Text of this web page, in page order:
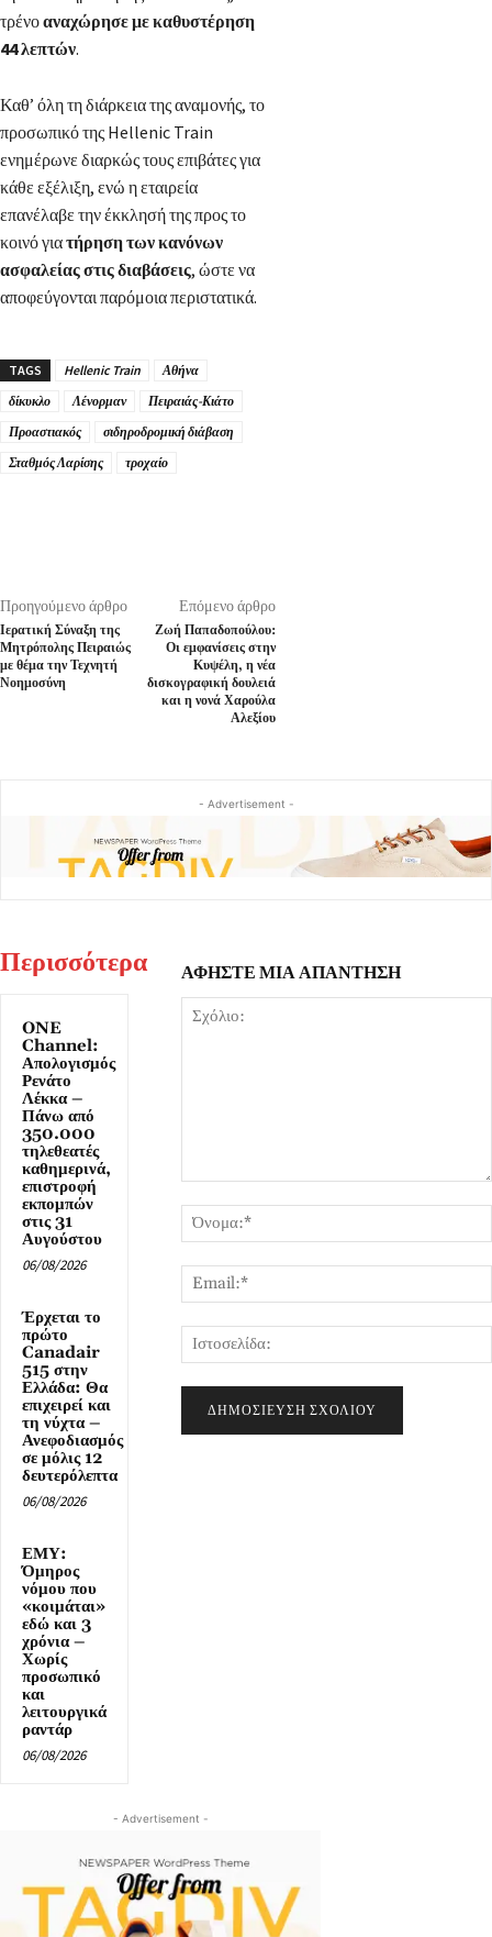
τρένοαναχώρησε με καθυστέρηση
44 λεπτών.
Καθ’ όλη τη διάρκεια της αναμονής, το
προσωπικό της Hellenic Train
ενημέρωνε διαρκώς τους επιβάτες για
κάθε εξέλιξη, ενώ η εταιρεία
επανέλαβε την έκκλησή της προς το
κοινό γιατήρηση των κανόνων
ασφαλείας στις διαβάσεις, ώστε να
αποφεύγονται παρόμοια περιστατικά.
TAGS Hellenic Train
Αθήνα
δίκυκλο
Λένορμαν
Πειραιάς-Κιάτο
Προαστιακός
σιδηροδρομική διάβαση
Σταθμός Λαρίσης
τροχαίο
Προηγούμενο άρθρο
Ιερατική Σύναξη της
Μητρόπολης Πειραιώς
με θέμα την Τεχνητή
Νοημοσύνη
Επόμενο άρθρο
Ζωή Παπαδοπούλου:
Οι εμφανίσεις στην
Κυψέλη, η νέα
δισκογραφική δουλειά
και η νονά Χαρούλα
Αλεξίου
- Advertisement -
Περισσότερα
ONE
Channel:
Απολογισμός
Ρενάτο
Λέκκα –
Πάνω από
350.000
τηλεθεατές
καθημερινά,
επιστροφή
εκπομπών
στις 31
Αυγούστου
06/08/2026
Έρχεται το
πρώτο
Canadair
515 στην
Ελλάδα: Θα
επιχειρεί και
τη νύχτα –
Ανεφοδιασμός
σε μόλις 12
δευτερόλεπτα
06/08/2026
ΕΜΥ:
Όμηρος
νόμου που
«κοιμάται»
εδώ και 3
χρόνια –
Χωρίς
προσωπικό
και
λειτουργικά
ραντάρ
06/08/2026
ΑΦΗΣΤΕ ΜΙΑ ΑΠΑΝΤΗΣΗ
- Advertisement -